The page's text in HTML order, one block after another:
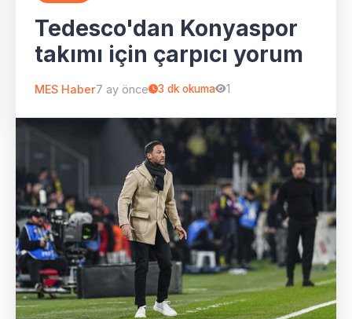
Tedesco'dan Konyaspor
takımı için çarpıcı yorum
MES Haber7 ay önce 3 dk okuma 1